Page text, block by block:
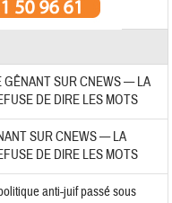
GÊNANT SUR CNEWS — LA
DE DIRE LES MOTS
SUR CNEWS — LA
DE DIRE LES MOTS
anti-juif passé sous